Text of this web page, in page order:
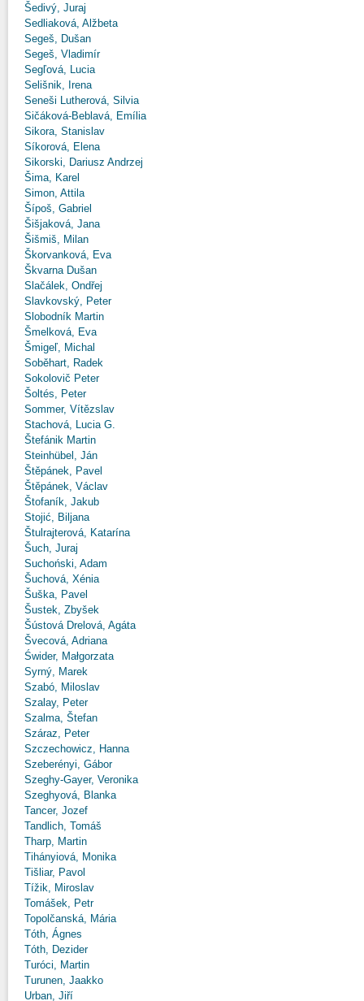
Šedivý, Juraj
Sedliaková, Alžbeta
Segeš, Dušan
Segeš, Vladimír
Segľová, Lucia
Selišnik, Irena
Seneši Lutherová, Silvia
Sičáková-Beblavá, Emília
Sikora, Stanislav
Síkorová, Elena
Sikorski, Dariusz Andrzej
Šima, Karel
Simon, Attila
Šípoš, Gabriel
Šišjaková, Jana
Šišmiš, Milan
Škorvanková, Eva
Škvarna Dušan
Slačálek, Ondřej
Slavkovský, Peter
Slobodník Martin
Šmelková, Eva
Šmigeľ, Michal
Soběhart, Radek
Sokolovič Peter
Šoltés, Peter
Sommer, Vítězslav
Stachová, Lucia G.
Štefánik Martin
Steinhübel, Ján
Štěpánek, Pavel
Štěpánek, Václav
Štofaník, Jakub
Stojić, Biljana
Štulrajterová, Katarína
Šuch, Juraj
Suchoński, Adam
Šuchová, Xénia
Šuška, Pavel
Šustek, Zbyšek
Šústová Drelová, Agáta
Švecová, Adriana
Świder, Małgorzata
Syrný, Marek
Szabó, Miloslav
Szalay, Peter
Szalma, Štefan
Száraz, Peter
Szczechowicz, Hanna
Szeberényi, Gábor
Szeghy-Gayer, Veronika
Szeghyová, Blanka
Tancer, Jozef
Tandlich, Tomáš
Tharp, Martin
Tihányiová, Monika
Tišliar, Pavol
Tížik, Miroslav
Tomášek, Petr
Topolčanská, Mária
Tóth, Ágnes
Tóth, Dezider
Turóci, Martin
Turunen, Jaakko
Urban, Jiří